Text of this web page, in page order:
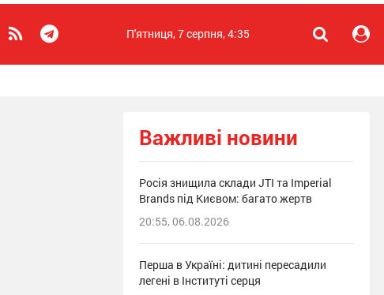
П'ятниця, 7 серпня, 4:35
Важливі новини
Росія знищила склади JTI та Imperial
Brands під Києвом: багато жертв
20:55, 06.08.2026
Перша в Україні: дитині пересадили
легені в Інституті серця